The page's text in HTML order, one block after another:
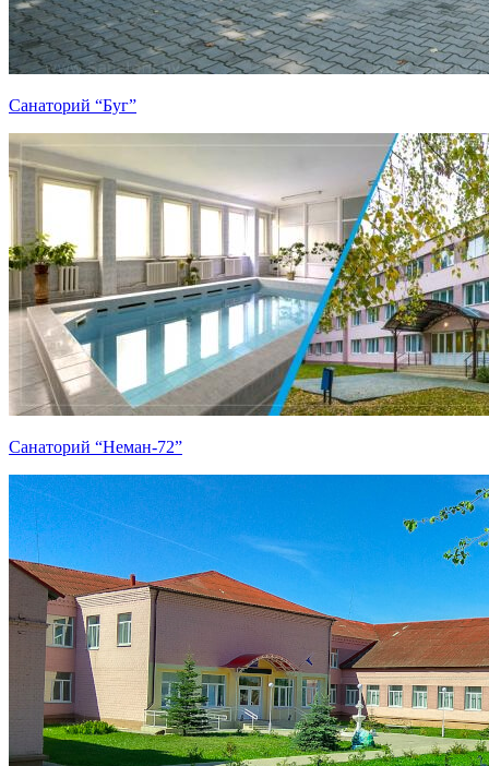
Санаторий “Буг”
Санаторий “Неман-72”